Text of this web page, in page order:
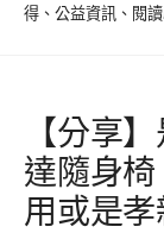
得、公益資訊、閱
【分享
達隨身
用或是